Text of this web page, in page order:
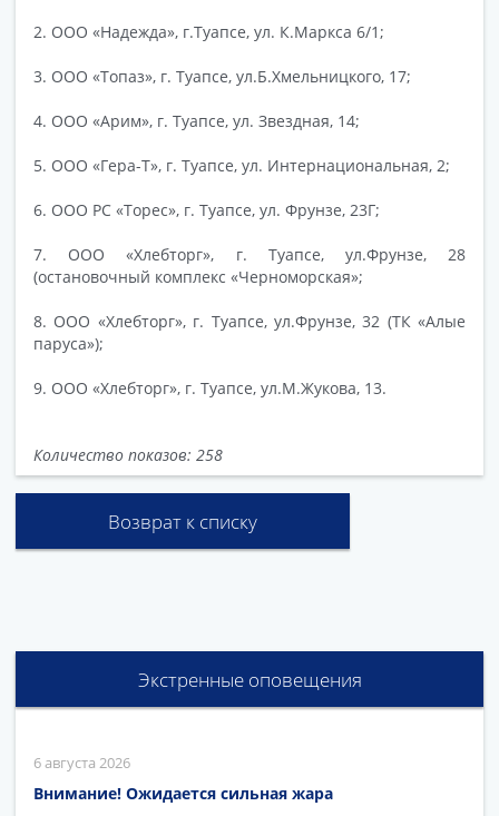
2. ООО «Надежда», г.Туапсе, ул. К.Маркса 6/1;
3. ООО «Топаз», г. Туапсе, ул.Б.Хмельницкого, 17;
4. ООО «Арим», г. Туапсе, ул. Звездная, 14;
5. ООО «Гера-Т», г. Туапсе, ул. Интернациональная, 2;
6. ООО РС «Торес», г. Туапсе, ул. Фрунзе, 23Г;
7. ООО «Хлебторг», г. Туапсе, ул.Фрунзе, 28
(остановочный комплекс «Черноморская»;
8. ООО «Хлебторг», г. Туапсе, ул.Фрунзе, 32 (ТК «Алые
паруса»);
9. ООО «Хлебторг», г. Туапсе, ул.М.Жукова, 13.
Количество показов: 258
Возврат к списку
Экстренные оповещения
6 августа 2026
Внимание! Ожидается сильная жара